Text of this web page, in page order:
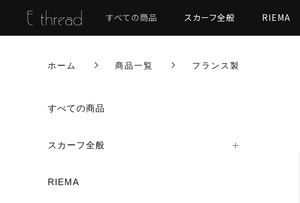
すべての商品 スカーフ全般 RIEMA
ホーム 商品一覧 フランス製
すべての商品
スカーフ全般
RIEMA